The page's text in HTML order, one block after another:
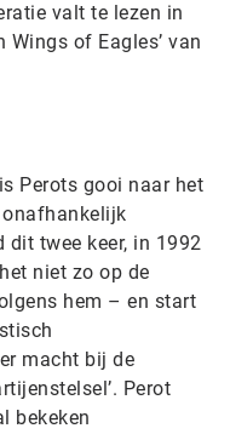
valt te lezen in
Wings of Eagles’ van
Perots gooi naar het
twee keer, in 1992
niet zo op de
hem – en start
macht bij de
Perot
bekeken